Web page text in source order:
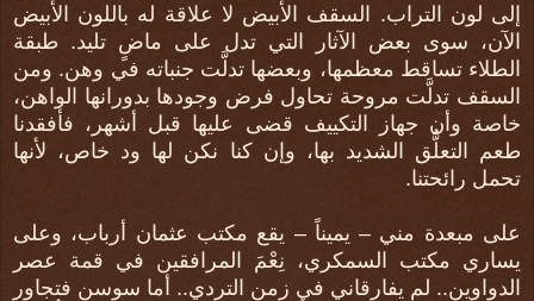
إلى لون التراب. السقف الأبيض لا علاقة له باللون الأبيض
الآن، سوى بعض الآثار التي تدل على ماضٍ تليد. طبقة
الطلاء تساقط معظمها، وبعضها تدلَّت جنباته في وهن. ومن
السقف تدلَّت مروحة تحاول فرض وجودها بدورانها الواهن،
خاصة وأن جهاز التكييف قضى عليها قبل أشهر، فأفقدنا
طعم التعلُّق الشديد بها، وإن كنا نكن لها ود خاص، لأنها
تحمل رائحتنا.
على مبعدة مني – يميناً – يقع مكتب عثمان أرباب، وعلى
يساري مكتب السمكري، نِعْمَ المرافقين في قمة عصر
الدواوين.. لم يفارقاني في زمن التردي.. أما سوسن فتجاور